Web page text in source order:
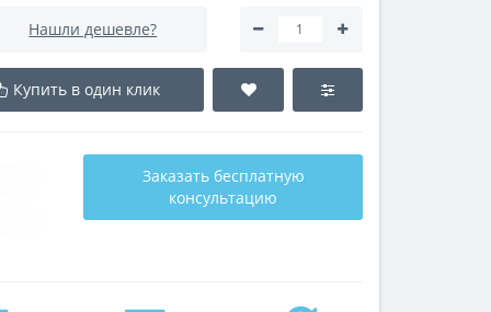
Нашли дешевле?
Купить в один клик
Заказать бесплатную
консультацию